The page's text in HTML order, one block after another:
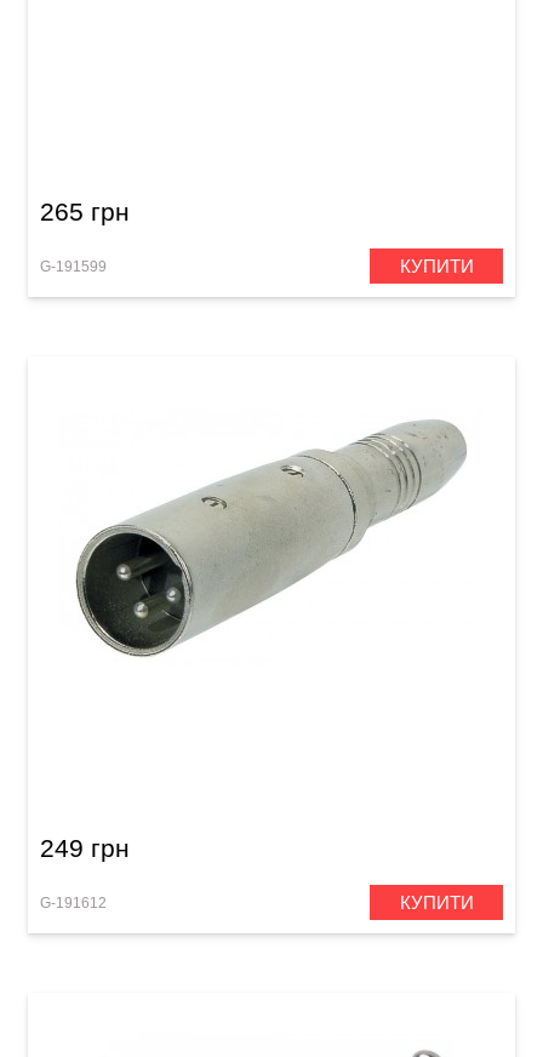
265 грн
G-191599 КУПИТИ
249 грн
G-191612 КУПИТИ